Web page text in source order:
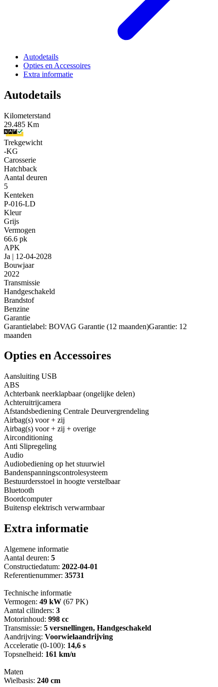
Autodetails
Opties en Accessoires
Extra informatie
Autodetails
Kilometerstand
29.485 Km
Trekgewicht
-KG
Carosserie
Hatchback
Aantal deuren
5
Kenteken
P-016-LD
Kleur
Grijs
Vermogen
66.6 pk
APK
Ja | 12-04-2028
Bouwjaar
2022
Transmissie
Handgeschakeld
Brandstof
Benzine
Garantie
Garantielabel: BOVAG Garantie (12 maanden)Garantie: 12
maanden
Opties en Accessoires
Aansluiting USB
ABS
Achterbank neerklapbaar (ongelijke delen)
Achteruitrijcamera
Afstandsbediening Centrale Deurvergrendeling
Airbag(s) voor + zij
Airbag(s) voor + zij + overige
Airconditioning
Anti Slipregeling
Audio
Audiobediening op het stuurwiel
Bandenspanningscontrolesysteem
Bestuurdersstoel in hoogte verstelbaar
Bluetooth
Boordcomputer
Buitensp elektrisch verwarmbaar
Extra informatie
Algemene informatie
Aantal deuren: 5
Constructiedatum: 2022-04-01
Referentienummer: 35731
Technische informatie
Vermogen: 49 kW (67 PK)
Aantal cilinders: 3
Motorinhoud: 998 cc
Transmissie: 5 versnellingen, Handgeschakeld
Aandrijving: Voorwielaandrijving
Acceleratie (0-100): 14,6 s
Topsnelheid: 161 km/u
Maten
Wielbasis: 240 cm